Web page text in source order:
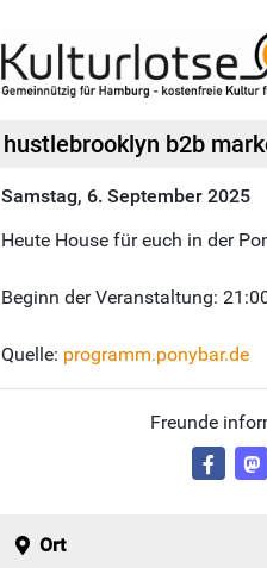
hustlebrooklyn b2b
Samstag, 6. September 2025
Heute House für euch in der
Beginn der Veranstaltung:
Quelle: programm.ponybar.de
Freunde
Ort